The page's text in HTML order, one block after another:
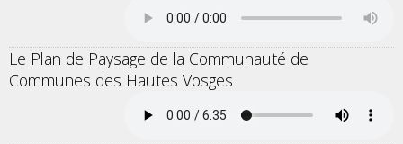
Le Plan de Paysage de la Communauté de
Communes des Hautes Vosges